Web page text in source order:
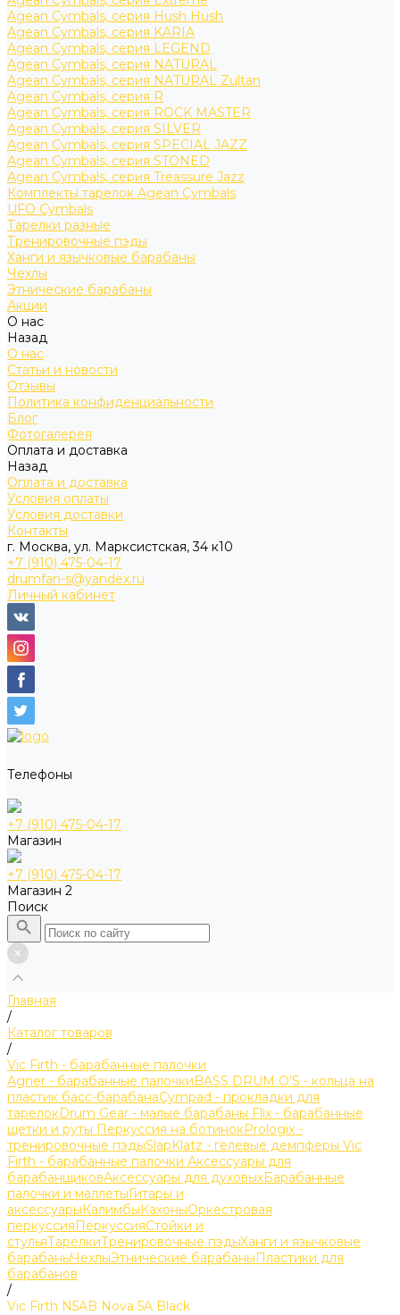
Agean Cymbals, серия Hush Hush
Agean Cymbals, серия KARIA
Agean Cymbals, серия LEGEND
Agean Cymbals, серия NATURAL
Agean Cymbals, серия NATURAL Zultan
Agean Cymbals, серия R
Agean Cymbals, серия ROCK MASTER
Agean Cymbals, серия SILVER
Agean Cymbals, серия SPECIAL JAZZ
Agean Cymbals, серия STONED
Agean Cymbals, серия Treassure Jazz
Комплекты тарелок Agean Cymbals
UFO Cymbals
Тарелки разные
Тренировочные пэды
Ханги и язычковые барабаны
Чехлы
Этнические барабаны
Акции
О нас
Назад
О нас
Статьи и новости
Отзывы
Политика конфиденциальности
Блог
Фотогалерея
Оплата и доставка
Назад
Оплата и доставка
Условия оплаты
Условия доставки
Контакты
г. Москва, ул. Марксистская, 34 к10
+7 (910) 475-04-17
drumfan-s@yandex.ru
Личный кабинет
Телефоны
+7 (910) 475-04-17
Магазин
+7 (910) 475-04-17
Магазин 2
Поиск
Главная
/
Каталог товаров
/
Vic Firth - барабанные палочки
Agner - барабанные палочкиBASS DRUM O’S - кольца на
пластик басс-барабанаCympad - прокладки для
тарелокDrum Gear - малые барабаны Flix - барабанные
щетки и руты Перкуссия на ботинокPrologix -
тренировочные пэдыSlapKlatz - гелевые демпферы Vic
Firth - барабанные палочки Аксессуары для
барабанщиковАксессуары для духовыхБарабанные
палочки и маллетыГитары и
аксессуарыКалимбыКахоныОркестровая
перкуссияПеркуссияСтойки и
стульяТарелкиТренировочные пэдыХанги и язычковые
барабаныЧехлыЭтнические барабаныПластики для
барабанов
/
Vic Firth N5AB Nova 5A Black